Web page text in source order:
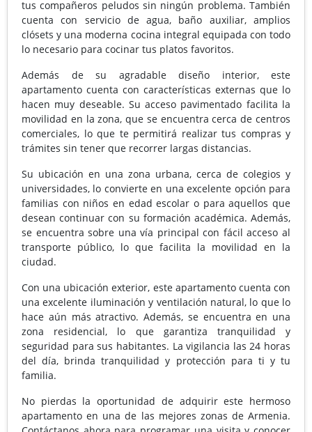
tus compañeros peludos sin ningún problema. También
cuenta con servicio de agua, baño auxiliar, amplios
clósets y una moderna cocina integral equipada con todo
lo necesario para cocinar tus platos favoritos.
Además de su agradable diseño interior, este
apartamento cuenta con características externas que lo
hacen muy deseable. Su acceso pavimentado facilita la
movilidad en la zona, que se encuentra cerca de centros
comerciales, lo que te permitirá realizar tus compras y
trámites sin tener que recorrer largas distancias.
Su ubicación en una zona urbana, cerca de colegios y
universidades, lo convierte en una excelente opción para
familias con niños en edad escolar o para aquellos que
desean continuar con su formación académica. Además,
se encuentra sobre una vía principal con fácil acceso al
transporte público, lo que facilita la movilidad en la
ciudad.
Con una ubicación exterior, este apartamento cuenta con
una excelente iluminación y ventilación natural, lo que lo
hace aún más atractivo. Además, se encuentra en una
zona residencial, lo que garantiza tranquilidad y
seguridad para sus habitantes. La vigilancia las 24 horas
del día, brinda tranquilidad y protección para ti y tu
familia.
No pierdas la oportunidad de adquirir este hermoso
apartamento en una de las mejores zonas de Armenia.